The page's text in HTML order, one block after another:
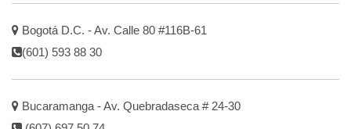
Bogotá D.C. - Av. Calle 80 #116B-61
(601) 593 88 30
Bucaramanga - Av. Quebradaseca # 24-30